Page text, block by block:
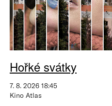
Hořké svátky
7. 8. 2026 18:45
Kino Atlas